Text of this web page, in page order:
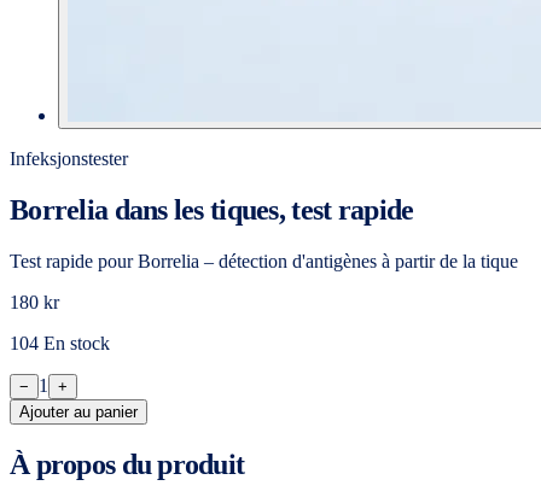
Infeksjonstester
Borrelia dans les tiques, test rapide
Test rapide pour Borrelia – détection d'antigènes à partir de la tique
180 kr
104 En stock
− 1
+
Ajouter au panier
À propos du produit